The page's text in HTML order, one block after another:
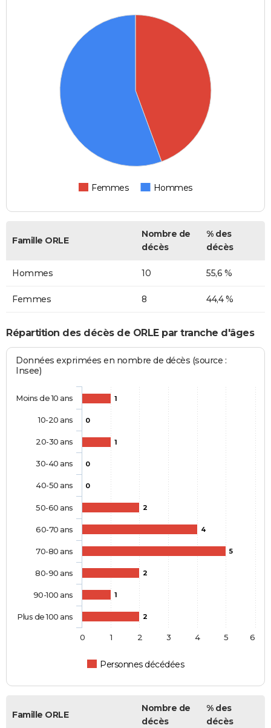
Femmes Hommes
Famille ORLE
Nombre de
décès
% des
décès
Hommes 10 55,6 %
Femmes 8 44,4 %
Répartition des décès de ORLE par tranche d'âges
Données exprimées en nombre de décès (source :
Insee)
1
0
1
0
0
2
4
5
2
1
2
Personnes décédées
Moins de 10 ans
10-20 ans
20-30 ans
30-40 ans
40-50 ans
50-60 ans
60-70 ans
70-80 ans
80-90 ans
90-100 ans
Plus de 100 ans
0 1 2 3 4 5 6
Famille ORLE
Nombre de
décès
% des
décès